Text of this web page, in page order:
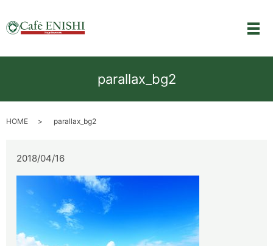
メ
parallax_bg2
HOME parallax_bg2
2018/04/16